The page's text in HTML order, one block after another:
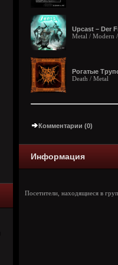
Upcast – Der
Metal / Modern
Рогатые
Death / Metal
Комментарии (0)
Информация
Посетители, находящиеся в